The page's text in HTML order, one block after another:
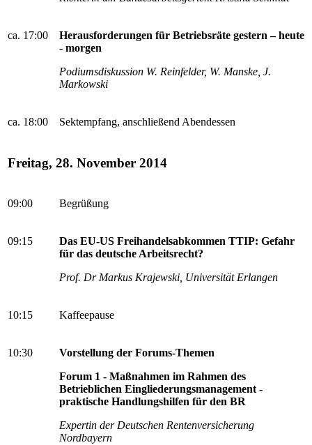
ca. 17:00
Herausforderungen für Betriebsräte gestern – heute
- morgen
Podiumsdiskussion W. Reinfelder, W. Manske, J.
Markowski
ca. 18:00 Sektempfang, anschließend Abendessen
Freitag, 28. November 2014
09:00 Begrüßung
09:15
Das EU-US Freihandelsabkommen TTIP: Gefahr
für das deutsche Arbeitsrecht?
Prof. Dr Markus Krajewski, Universität Erlangen
10:15 Kaffeepause
10:30
Vorstellung der Forums-Themen
Forum 1 - Maßnahmen im Rahmen des
Betrieblichen Eingliederungsmanagement -
praktische Handlungshilfen für den BR
Expertin der Deutschen Rentenversicherung
Nordbayern